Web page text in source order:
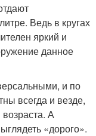
Ведь в кругах
яркий и
данное
и по
всегда и везде,
А
«дорого».